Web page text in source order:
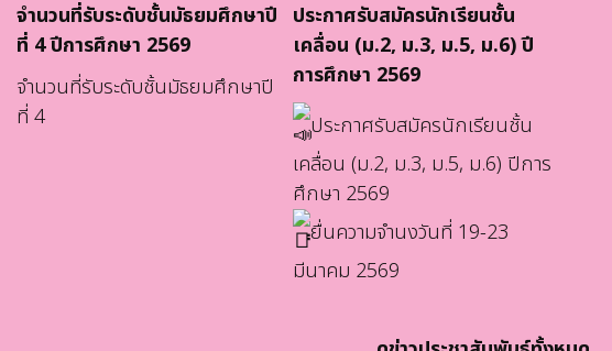
จำนวนที่รับระดับชั้นมัธยมศึกษาปี
ที่ 4 ปีการศึกษา 2569
จำนวนที่รับระดับชั้นมัธยมศึกษาปี
ที่ 4
ประกาศรับสมัครนักเรียนชั้น
เคลื่อน (ม.2, ม.3, ม.5, ม.6) ปี
การศึกษา 2569
ประกาศรับสมัครนักเรียนชั้น
เคลื่อน (ม.2, ม.3, ม.5, ม.6) ปีการ
ศึกษา 2569
ยื่นความจำนงวันที่ 19-23
มีนาคม 2569